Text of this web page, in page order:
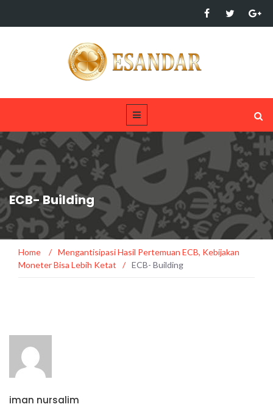
ECB- Building
Home / Mengantisipasi Hasil Pertemuan ECB, Kebijakan
Moneter Bisa Lebih Ketat
/ ECB- Building
iman nursalim